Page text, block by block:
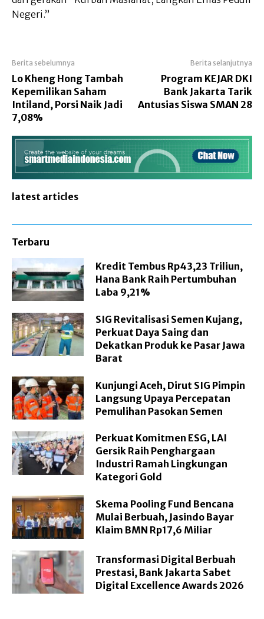
Negeri.”
Berita sebelumnya
Lo Kheng Hong Tambah
Kepemilikan Saham
Intiland, Porsi Naik Jadi
7,08%
Berita selanjutnya
Program KEJAR DKI
Bank Jakarta Tarik
Antusias Siswa SMAN 28
latest articles
Terbaru
Kredit Tembus Rp43,23 Triliun,
Hana Bank Raih Pertumbuhan
Laba 9,21%
SIG Revitalisasi Semen Kujang,
Perkuat Daya Saing dan
Dekatkan Produk ke Pasar Jawa
Barat
Kunjungi Aceh, Dirut SIG Pimpin
Langsung Upaya Percepatan
Pemulihan Pasokan Semen
Perkuat Komitmen ESG, LAI
Gersik Raih Penghargaan
Industri Ramah Lingkungan
Kategori Gold
Skema Pooling Fund Bencana
Mulai Berbuah, Jasindo Bayar
Klaim BMN Rp17,6 Miliar
Transformasi Digital Berbuah
Prestasi, Bank Jakarta Sabet
Digital Excellence Awards 2026